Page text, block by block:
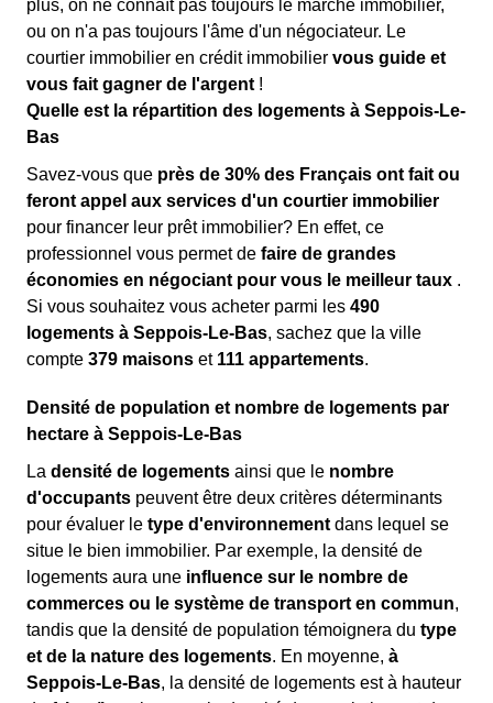
plus, on ne connaît pas toujours le marché immobilier,
ou on n'a pas toujours l'âme d'un négociateur. Le
courtier immobilier en crédit immobilier vous guide et
vous fait gagner de l'argent !
Quelle est la répartition des logements à Seppois-Le-
Bas
Savez-vous que près de 30% des Français ont fait ou
feront appel aux services d'un courtier immobilier
pour financer leur prêt immobilier? En effet, ce
professionnel vous permet de faire de grandes
économies en négociant pour vous le meilleur taux .
Si vous souhaitez vous acheter parmi les 490
logements à Seppois-Le-Bas, sachez que la ville
compte 379 maisons et 111 appartements.
Densité de population et nombre de logements par
hectare à Seppois-Le-Bas
La densité de logements ainsi que le nombre
d'occupants peuvent être deux critères déterminants
pour évaluer le type d'environnement dans lequel se
situe le bien immobilier. Par exemple, la densité de
logements aura une influence sur le nombre de
commerces ou le système de transport en commun,
tandis que la densité de population témoignera du type
et de la nature des logements. En moyenne, à
Seppois-Le-Bas, la densité de logements est à hauteur